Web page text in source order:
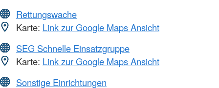
Rettungswache
Karte: Link zur Google Maps Ansicht
SEG Schnelle Einsatzgruppe
Karte: Link zur Google Maps Ansicht
Sonstige Einrichtungen